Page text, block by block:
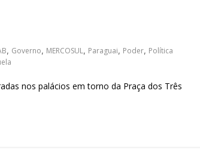
, Governo, MERCOSUL, Paraguai, Poder, Política
nos palácios em torno da Praça dos Três